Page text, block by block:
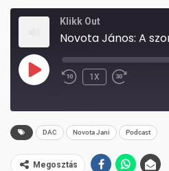
Klikk Out
PLAY
REWIND
1X
FAST
SECONDS
DAC Novota Jani Podcast
Megosztás